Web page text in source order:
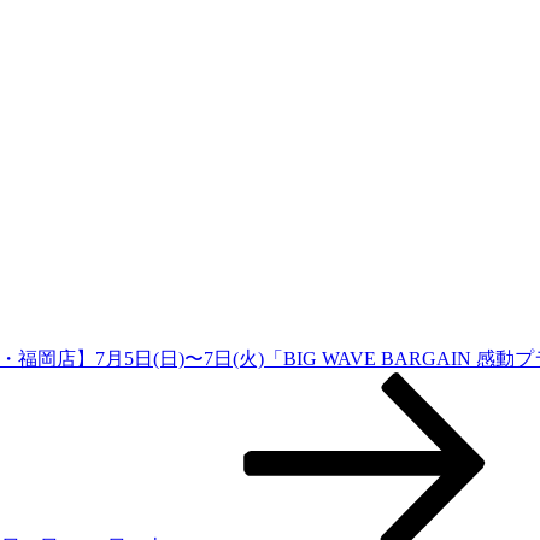
・福岡店】7月5日(日)〜7日(火)「BIG WAVE BARGAIN 感動プ